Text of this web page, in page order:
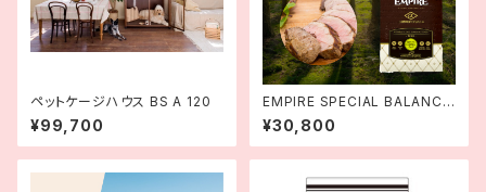
ペットケージハウス BS A 120
¥99,700
EMPIRE SPECIAL BALANCE
D DIET | Complete Dog Dr
y Food | EMPIRE DOGDRY
スペシャルバランスドダイエット
¥30,800